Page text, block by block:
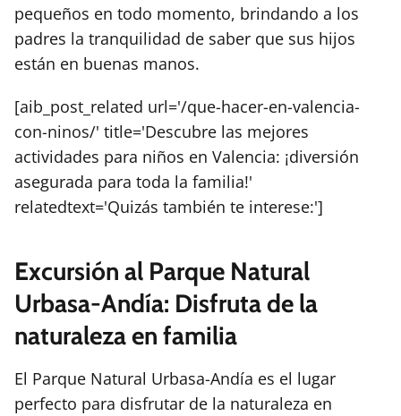
pequeños en todo momento, brindando a los
padres la tranquilidad de saber que sus hijos
están en buenas manos.
[aib_post_related url='/que-hacer-en-valencia-
con-ninos/' title='Descubre las mejores
actividades para niños en Valencia: ¡diversión
asegurada para toda la familia!'
relatedtext='Quizás también te interese:']
Excursión al Parque Natural
Urbasa-Andía: Disfruta de la
naturaleza en familia
El Parque Natural Urbasa-Andía es el lugar
perfecto para disfrutar de la naturaleza en